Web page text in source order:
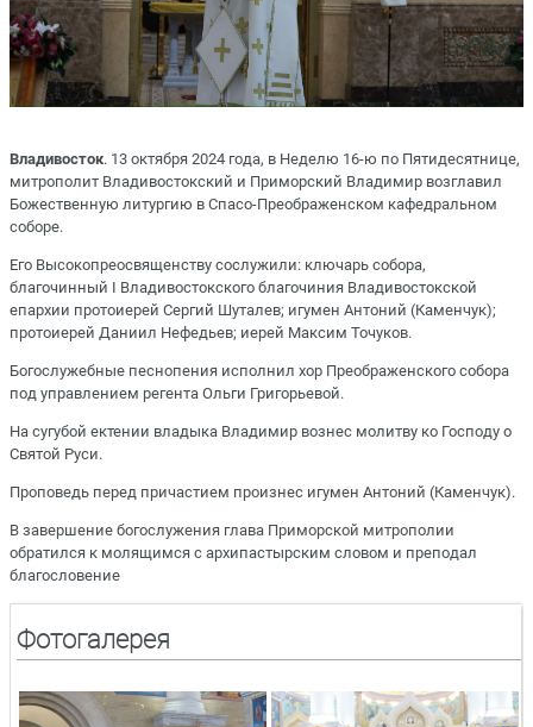
Владивосток. 13 октября 2024 года, в Неделю 16-ю по Пятидесятнице,
митрополит Владивостокский и Приморский Владимир возглавил
Божественную литургию в Спасо-Преображенском кафедральном
соборе.
Его Высокопреосвященству сослужили: ключарь собора,
благочинный I Владивостокского благочиния Владивостокской
епархии протоиерей Сергий Шуталев; игумен Антоний (Каменчук);
протоиерей Даниил Нефедьев; иерей Максим Точуков.
Богослужебные песнопения исполнил хор Преображенского собора
под управлением регента Ольги Григорьевой.
На сугубой ектении владыка Владимир вознес молитву ко Господу о
Святой Руси.
Проповедь перед причастием произнес игумен Антоний (Каменчук).
В завершение богослужения глава Приморской митрополии
обратился к молящимся с архипастырским словом и преподал
благословение
Фотогалерея